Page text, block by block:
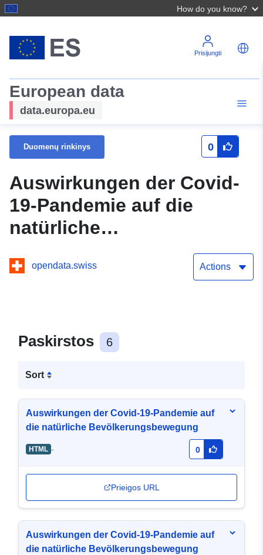
How do you know?
Prisijungti
European data
data.europa.eu
Duomenų rinkinys 0
Auswirkungen der Covid-
19-Pandemie auf die
natürliche
Bevölkerungsbewegung
opendata.swiss Actions
Paskirstos 6
Sort
Auswirkungen der Covid-19-Pandemie auf
die natürliche Bevölkerungsbewegung
HTML - 0
Prieigos URL
Auswirkungen der Covid-19-Pandemie auf
die natürliche Bevölkerungsbewegung